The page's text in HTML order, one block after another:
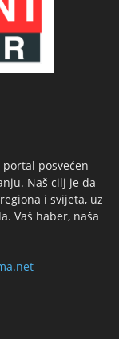
posvećen
Naš cilj je da
i svijeta, uz
Vaš haber, naša